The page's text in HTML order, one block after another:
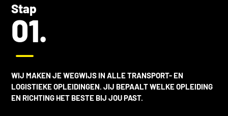
Stap
01.
K
WIJ MAKEN JE WEGWIJS IN ALLETRANSPORT- EN
LOGISTIEKE OPLEIDINGEN. JIJ BEPAALT WELKE OPLEIDING
EN RICHTING HET BESTE BIJ JOU PAST.